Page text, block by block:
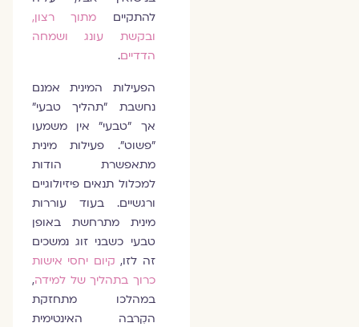
להתקיים
מתוך רצון,
ובקשת עונג ושמחה
הדדיים.
הפעילות המינית אמנם
נחשבת "תהליך טבעי"
אך "טבעי" אין משמעו
"פשוט". פעילות מינית
מתאפשרת הודות
למכלול תנאים פיזיולוגיים
ורגשיים. בעוד עוררות
מינית מתרחשת באופן
טבעי כשבני זוג נמשכים
זה לזו,קיום יחסי אישות
כרוך בתהליך של למידה,
במהלכו מתחזקת
הקִרבה האינטימית